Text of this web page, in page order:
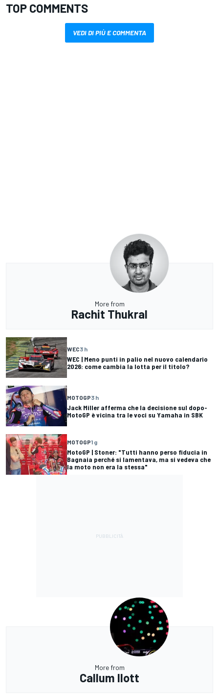
TOP COMMENTS
VEDI DI PIÙ E COMMENTA
More from
Rachit Thukral
WEC3 h
WEC | Meno punti in palio nel nuovo calendario
2026: come cambia la lotta per il titolo?
MOTOGP3 h
Jack Miller afferma che la decisione sul dopo-
MotoGP è vicina tra le voci su Yamaha in SBK
MOTOGP1 g
MotoGP | Stoner: "Tutti hanno perso fiducia in
Bagnaia perché si lamentava, ma si vedeva che
la moto non era la stessa"
More from
Callum Ilott